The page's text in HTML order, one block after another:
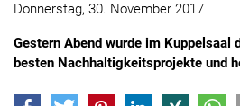
Donnerstag, 30. November 2017
Gestern Abend wurde im Kuppelsaal
besten Nachhaltigkeitsprojekte und